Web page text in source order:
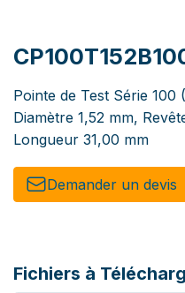
Pointe de Test Série
Diamètre 1,52 mm,
Longueur 31,00 mm
Demander un de​​vis​​
Fichiers à